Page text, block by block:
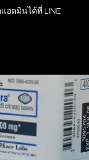
อดมินได้ที่ LINE